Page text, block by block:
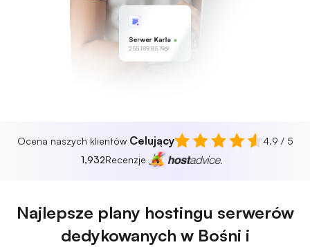
Serwer Karla
255.189.85.19
Ocena naszych klientów Celujący
4.9 / 5
1,932Recenzje
Najlepsze plany hostingu serwerów
dedykowanych w Bośni i